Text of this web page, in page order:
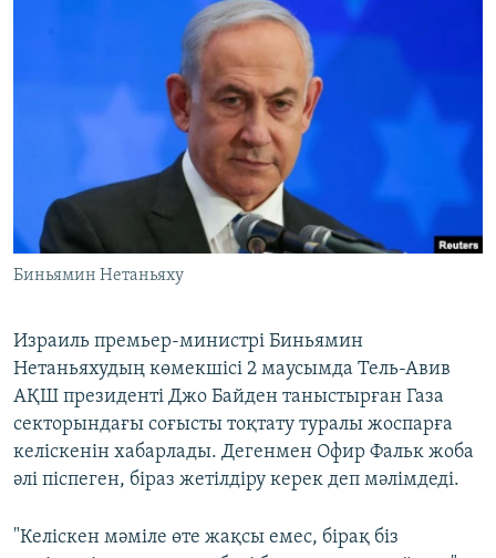
АРНАЙЫ ЖОБАЛАР
Басқа тілдерде
Биньямин Нетаньяху
Израиль премьер-министрі Биньямин
Нетаньяхудың көмекшісі 2 маусымда Тель-Авив
АҚШ президенті Джо Байден таныстырған Газа
секторындағы соғысты тоқтату туралы жоспарға
келіскенін хабарлады. Дегенмен Офир Фальк жоба
әлі піспеген, біраз жетілдіру керек деп мәлімдеді.
"Келіскен мәміле өте жақсы емес, бірақ біз